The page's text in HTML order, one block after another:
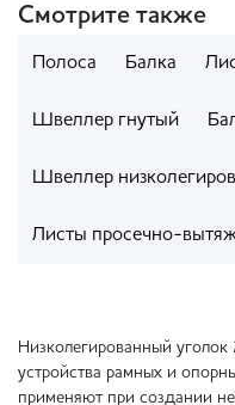
Смотрите также
Полоса Балка
Швеллер гнутый
Швеллер
Листы просечно-
Низколегированный
устройства рамных и
применяют при создании